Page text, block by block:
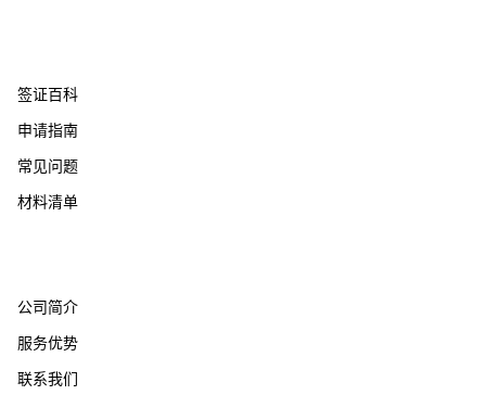
签证百科
申请指南
常见问题
材料清单
公司简介
服务优势
联系我们